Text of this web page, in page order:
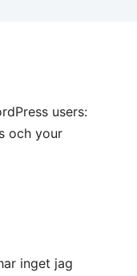
users:
och your
inget jag